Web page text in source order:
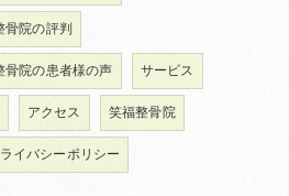
院の評判
骨院の患者様の声 サービス
アクセス 笑福整骨院
イバシーポリシー